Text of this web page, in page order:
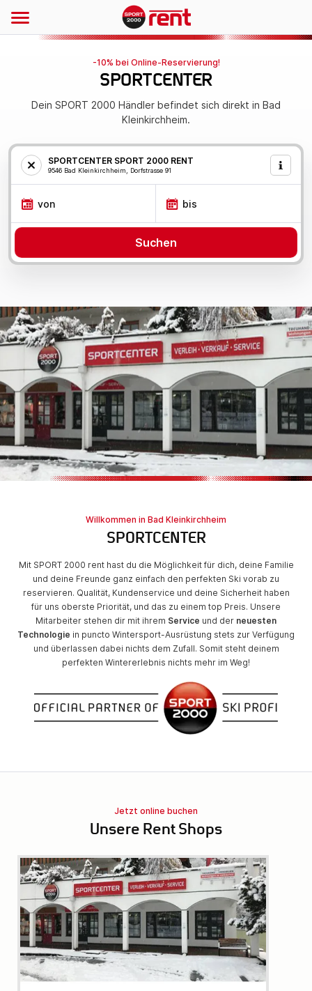
-10% bei Online-Reservierung!
SPORTCENTER
Dein SPORT 2000 Händler befindet sich direkt in Bad
Kleinkirchheim.
SPORTCENTER SPORT 2000 RENT
9546 Bad Kleinkirchheim, Dorfstrasse 91
von bis
Willkommen in Bad Kleinkirchheim
SPORTCENTER
Mit SPORT 2000 rent hast du die Möglichkeit für dich, deine Familie
und deine Freunde ganz einfach den perfekten Ski vorab zu
reservieren. Qualität, Kundenservice und deine Sicherheit haben
für uns oberste Priorität, und das zu einem top Preis. Unsere
Mitarbeiter stehen dir mit ihrem Service und der neuesten
Technologie in puncto Wintersport-Ausrüstung stets zur Verfügung
und überlassen dabei nichts dem Zufall. Somit steht deinem
perfekten Wintererlebnis nichts mehr im Weg!
Jetzt online buchen
Unsere Rent Shops